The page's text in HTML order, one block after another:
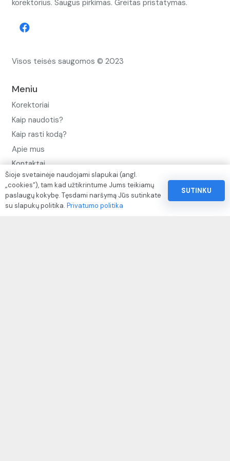
korektorius. Saugus pirkimas. Greitas pristatymas.
Visos teisės saugomos © 2023
Meniu
Korektoriai
Kaip naudotis?
Kaip rasti kodą?
Apie mus
Kontaktai
Privatumo politika
Pinigų ir prekių grąžinimo politika
Šioje svetainėje naudojami slapukai (angl.
„cookies“), tam kad užtikrintume Jums teikiamų
paslaugų kokybę. Tęsdami naršymą Jūs sutinkate
su slapukų politika. Privatumo politika
SUTINKU